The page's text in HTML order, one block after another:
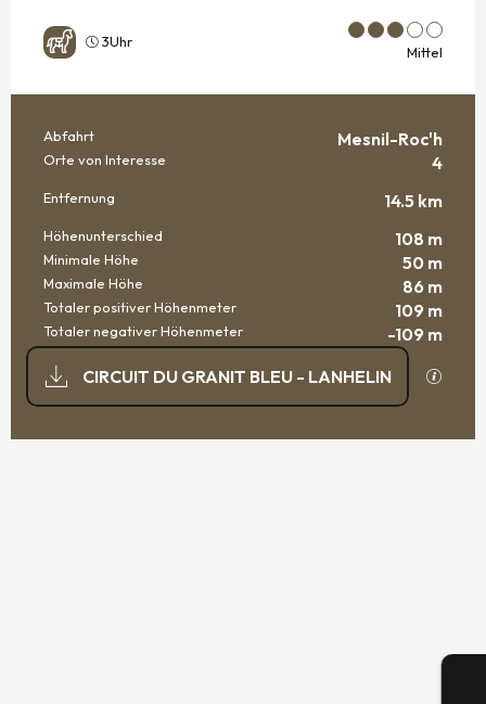
3Uhr
Mittel
PRAKTISCHE INFORMATIONEN
Abfahrt Mesnil-Roc'h
Orte von Interesse 4
Entfernung 14.5 km
Höhenunterschied 108 m
Minimale Höhe 50 m
Maximale Höhe 86 m
Totaler positiver Höhenmeter 109 m
Totaler negativer Höhenmeter
-109 m
DOKUMENTATION
CIRCUIT DU GRANIT BLEU - LANHELIN Mit